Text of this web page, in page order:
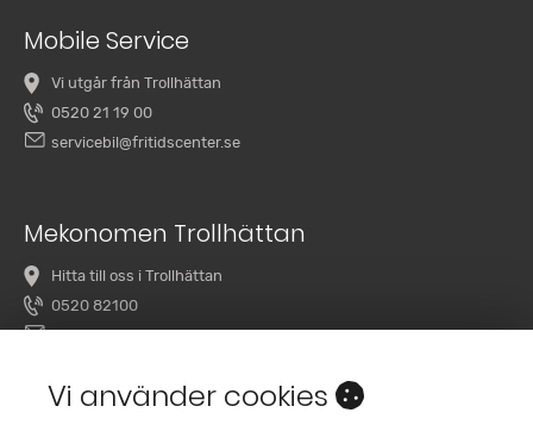
Mobile Service
Vi utgår från Trollhättan
0520 21 19 00
servicebil@fritidscenter.se
Mekonomen Trollhättan
Hitta till oss i Trollhättan
0520 82100
overby@mekonomenbilverkstad.se
Vi använder cookies